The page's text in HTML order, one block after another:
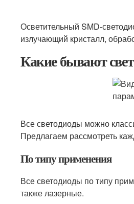
Осветительный SMD-
излучающий кристалл,
Какие бывают
Все светодиоды можно
Предлагаем рассмотреть
По типу применения
Все светодиоды по типу
также лазерные.